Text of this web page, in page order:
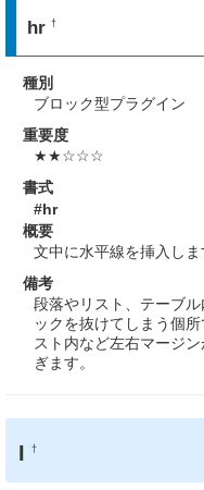
hr†
種別
ブロック型プラグイン
重要度
★★☆☆☆
書式
#hr
概要
文中に水平線を挿入しま
備考
段落やリスト、テーブ
ックを抜けてしまう個
スト内など左右マージ
ぎます。
I†